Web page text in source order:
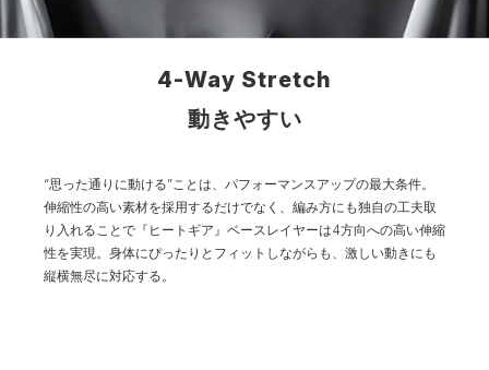
4-Way Stretch
動きやすい
“思った通りに動ける”ことは、パフォーマンスアップの最大条件。
伸縮性の高い素材を採用するだけでなく、編み方にも独自の工夫取
り入れることで『ヒートギア』ベースレイヤーは4方向への高い伸縮
性を実現。身体にぴったりとフィットしながらも、激しい動きにも
縦横無尽に対応する。